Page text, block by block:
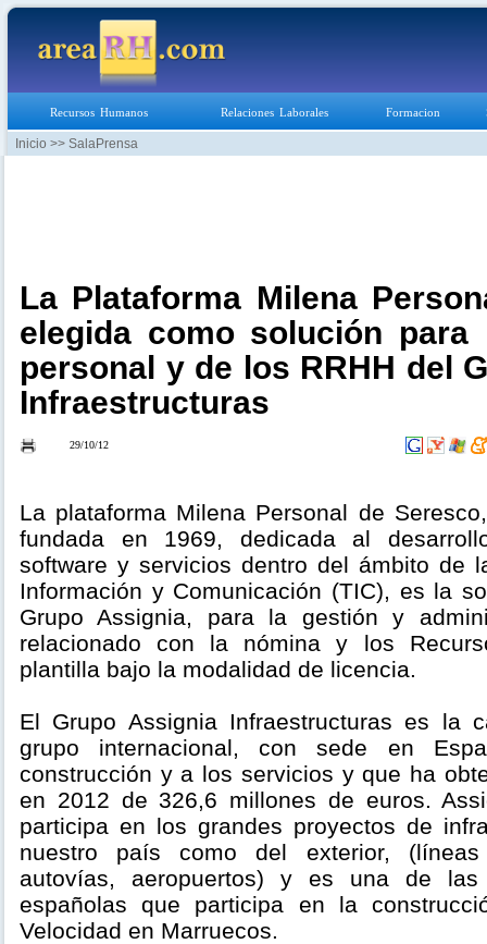
Recursos Humanos Relaciones Laborales Formacion
Inicio >> SalaPrensa
La Plataforma Milena
elegida como solución para
personal y de los RRHH del
Infraestructuras
29/10/12
La plataforma Milena Personal de
fundada en 1969, dedicada al
software y servicios dentro del ámbito de
Información y Comunicación (TIC), es la
Grupo Assignia, para la gestión y
relacionado con la nómina y los
plantilla bajo la modalidad de licencia.
El Grupo Assignia Infraestructuras es la
grupo internacional, con sede en
construcción y a los servicios y que ha
en 2012 de 326,6 millones de euros.
participa en los grandes proyectos de
nuestro país como del exterior,
autovías, aeropuertos) y es una de las
españolas que participa en la
Velocidad en Marruecos.